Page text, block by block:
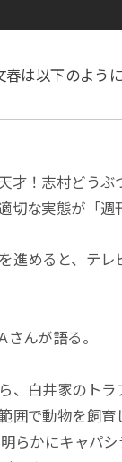
は以下のように
才！志村どうぶ
切な実態が「週
進めると、テ
さんが語る。
、白井家のト
囲で動物を飼
らかにキャパ